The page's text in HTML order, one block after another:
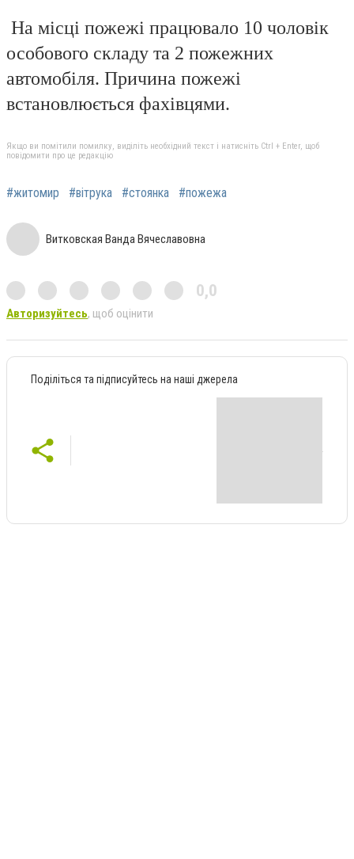
На місці пожежі працювало 10 чоловік
особового складу та 2 пожежних
автомобіля. Причина пожежі
встановлюється фахівцями.
Якщо ви помітили помилку, виділіть необхідний текст і натисніть Ctrl + Enter, щоб
повідомити про це редакцію
#житомир #вітрука #стоянка #пожежа
Витковская Ванда Вячеславовна
0,0
Авторизуйтесь, щоб оцінити
Поділіться та підписуйтесь на наші джерела